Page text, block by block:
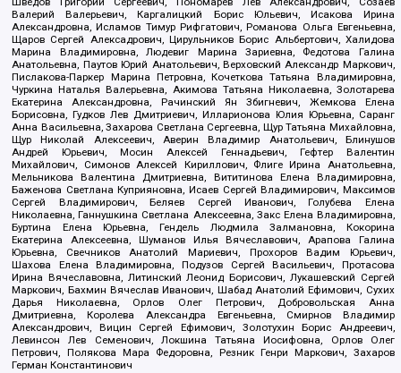
Валерий Валерьевич, Каргалицкий Борис Юльевич, Исакова Ирина
Александровна, Исламов Тимур Рифгатович, Романова Ольга Евгеньевна,
Щаров Сергей Алексадрович, Цирульников Борис Альбертович, Халидова
Марина Владимировна, Людевиг Марина Зариевна, Федотова Галина
Анатольевна, Паутов Юрий Анатольевич, Верховский Александр Маркович,
Пислакова-Паркер Марина Петровна, Кочеткова Татьяна Владимировна,
Чуркина Наталья Валерьевна, Акимова Татьяна Николаевна, Золотарева
Екатерина Александровна, Рачинский Ян Збигневич, Жемкова Елена
Борисовна, Гудков Лев Дмитриевич, Илларионова Юлия Юрьевна, Саранг
Анна Васильевна, Захарова Светлана Сергеевна, Щур Татьяна Михайловна,
Щур Николай Алексеевич, Аверин Владимир Анатольевич, Блинушов
Андрей Юрьевич, Мосин Алексей Геннадьевич, Гефтер Валентин
Михайлович, Симонов Алексей Кириллович, Флиге Ирина Анатольевна,
Мельникова Валентина Дмитриевна, Вититинова Елена Владимировна,
Баженова Светлана Куприяновна, Исаев Сергей Владимирович, Максимов
Сергей Владимирович, Беляев Сергей Иванович, Голубева Елена
Николаевна, Ганнушкина Светлана Алексеевна, Закс Елена Владимировна,
Буртина Елена Юрьевна, Гендель Людмила Залмановна, Кокорина
Екатерина Алексеевна, Шуманов Илья Вячеславович, Арапова Галина
Юрьевна, Свечников Анатолий Мариевич, Прохоров Вадим Юрьевич,
Шахова Елена Владимировна, Подузов Сергей Васильевич, Протасова
Ирина Вячеславовна, Литинский Леонид Борисович, Лукашевский Сергей
Маркович, Бахмин Вячеслав Иванович, Шабад Анатолий Ефимович, Сухих
Дарья Николаевна, Орлов Олег Петрович, Добровольская Анна
Дмитриевна, Королева Александра Евгеньевна, Смирнов Владимир
Александрович, Вицин Сергей Ефимович, Золотухин Борис Андреевич,
Левинсон Лев Семенович, Локшина Татьяна Иосифовна, Орлов Олег
Петрович, Полякова Мара Федоровна, Резник Генри Маркович, Захаров
Герман Константинович